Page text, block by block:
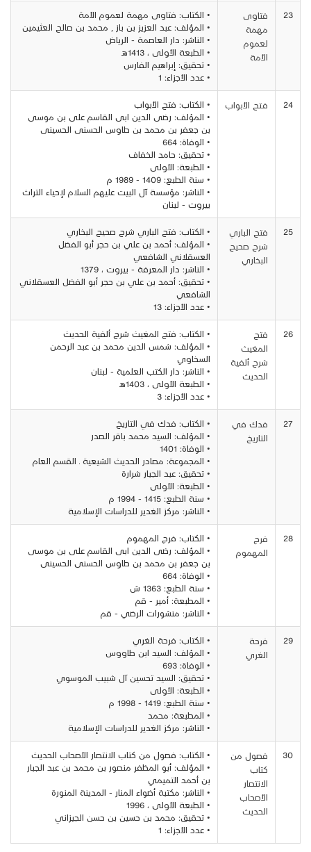
23
فتاوى
مهمة
لعموم
الأمة
• الكتاب: فتاوى مهمة لعموم الأمة
• المؤلف: عبد العزيز بن باز , محمد بن صالح العثيمين
• الناشر: دار العاصمة - الرياض
• الطبعة الأولى ، 1413هـ
• تحقيق: إبراهيم الفارس
• عدد الأجزاء: 1
24 فـتح الأبواب
• الكتاب: فتح الأبواب
• المؤلف: رضى الدين ابى القاسم على بن موسى
بن جعفر بن محمد بن طاوس الحسنى الحسينى
• الوفاة: 664
• تحقيق: حامد الخفاف
• الطبعة: الأولى
• سنة الطبع: 1409 - 1989 م
• الناشر: مؤسسة آل البيت عليهم السلام لإحياء التراث
بيروت - لبنان
25
فتح الباري
شرح صحيح
البخاري
• الكتاب: فتح الباري شرح صحيح البخاري
• المؤلف: أحمد بن علي بن حجر أبو الفضل
العسقلاني الشافعي
• الناشر: دار المعرفة - بيروت ، 1379
• تحقيق: أحمد بن علي بن حجر أبو الفضل العسقلاني
الشافعي
• عدد الأجزاء: 13
26
فتح
المغيث
شرح ألفية
الحديث
• الكتاب: فتح المغيث شرح ألفية الحديث
• المؤلف: شمس الدين محمد بن عبد الرحمن
السخاوي
• الناشر: دار الكتب العلمية - لبنان
• الطبعة الأولى ، 1403هـ
• عدد الأجزاء: 3
27
فدك في
التاريخ
• الكتاب: فدك في التاريخ
• المؤلف: السيد محمد باقر الصدر
• الوفاة: 1401
• المجموعة: مصادر الحديث الشيعية ـ القسم العام
• تحقيق: عبد الجبار شرارة
• الطبعة: الأولى
• سنة الطبع: 1415 - 1994 م
• الناشر: مركز الغدير للدراسات الإسلامية
28
فرج
المهموم
• الكتاب: فرج المهموم
• المؤلف: رضى الدين ابى القاسم على بن موسى
بن جعفر بن محمد بن طاوس الحسنى الحسينى
• الوفاة: 664
• سنة الطبع: 1363 ش
• المطبعة: أمير - قم
• الناشر: منشورات الرضي - قم
29
فرحة
الغري
• الكتاب: فرحة الغري
• المؤلف: السيد ابن طاووس
• الوفاة: 693
• تحقيق: السيد تحسين آل شبيب الموسوي
• الطبعة: الأولى
• سنة الطبع: 1419 - 1998 م
• المطبعة: محمد
• الناشر: مركز الغدير للدراسات الإسلامية
30
فصول من
كتاب
الانتصار
الأصحاب
الحديث
• الكتاب: فصول من كتاب الانتصار الأصحاب الحديث
• المؤلف: أبو المظفر منصور بن محمد بن عبد الجبار
بن أحمد التميمي
• الناشر: مكتبة أضواء المنار - المدينة المنورة
• الطبعة الأولى ، 1996
• تحقيق: محمد بن حسين بن حسن الجيزاني
• عدد الأجزاء: 1